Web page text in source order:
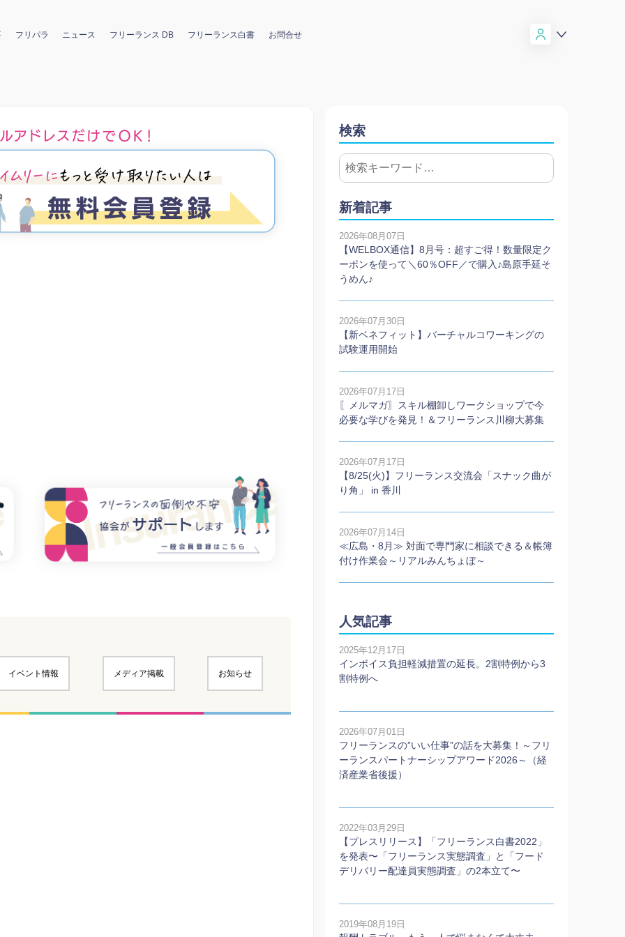
フリパラ ニュース フリーランス DB フリーランス白書 お問合せ
イベント情報 メディア掲載 お知らせ
検索
新着記事
2026年08月07日
【WELBOX通信】8月号：超すご得！数量限定ク
ーポンを使って＼60％OFF／で購入♪島原手延そ
うめん♪
2026年07月30日
【新ベネフィット】バーチャルコワーキングの
試験運用開始
2026年07月17日
〖メルマガ〗スキル棚卸しワークショップで今
必要な学びを発見！＆フリーランス川柳大募集
2026年07月17日
【8/25(火)】フリーランス交流会「スナック曲が
り角」 in 香川
2026年07月14日
≪広島・8月≫ 対面で専門家に相談できる＆帳簿
付け作業会～リアルみんちょぼ～
人気記事
2025年12月17日
インボイス負担軽減措置の延長。2割特例から3
割特例へ
2026年07月01日
フリーランスの”いい仕事”の話を大募集！～フリ
ーランスパートナーシップアワード2026～（経
済産業省後援）
2022年03月29日
【プレスリリース】「フリーランス白書2022」
を発表〜「フリーランス実態調査」と「フード
デリバリー配達員実態調査」の2本⽴て〜
2019年08月19日